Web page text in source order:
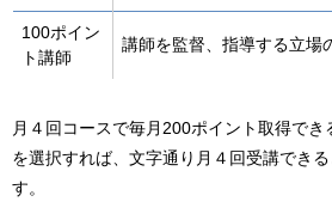
100ポイン
ト講師
講師を監督、指導する立場
月４回コースで毎月200ポイント取得で
を選択すれば、文字通り月４回受講でき
す。